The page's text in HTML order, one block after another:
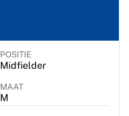
POSITIE
Midfielder
MAAT
M